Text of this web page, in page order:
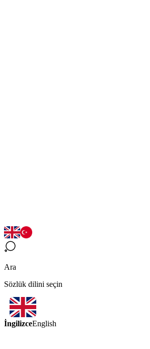
Ara
Sözlük dilini seçin
İngilizceEnglish